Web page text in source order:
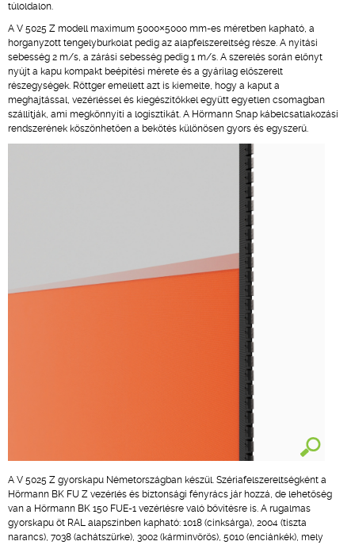
túloldalon.
A V 5025 Z modell maximum 5000×5000 mm-es méretben kapható, a
horganyzott tengelyburkolat pedig az alapfelszereltség része. A nyitási
sebesség 2 m/s, a zárási sebesség pedig 1 m/s. A szerelés során előnyt
nyújt a kapu kompakt beépítési mérete és a gyárilag előszerelt
részegységek. Röttger emellett azt is kiemelte, hogy a kaput a
meghajtással, vezérléssel és kiegészítőkkel együtt egyetlen csomagban
szállítják, ami megkönnyíti a logisztikát. A Hörmann Snap kábelcsatlakozási
rendszerének köszönhetően a bekötés különösen gyors és egyszerű.
A V 5025 Z gyorskapu Németországban készül. Szériafelszereltségként a
Hörmann BK FU Z vezérlés és biztonsági fényrács jár hozzá, de lehetőség
van a Hörmann BK 150 FUE-1 vezérlésre való bővítésre is. A rugalmas
gyorskapu öt RAL alapszínben kapható: 1018 (cinksárga), 2004 (tiszta
narancs), 7038 (achátszürke), 3002 (kárminvörös), 5010 (enciánkék), mely